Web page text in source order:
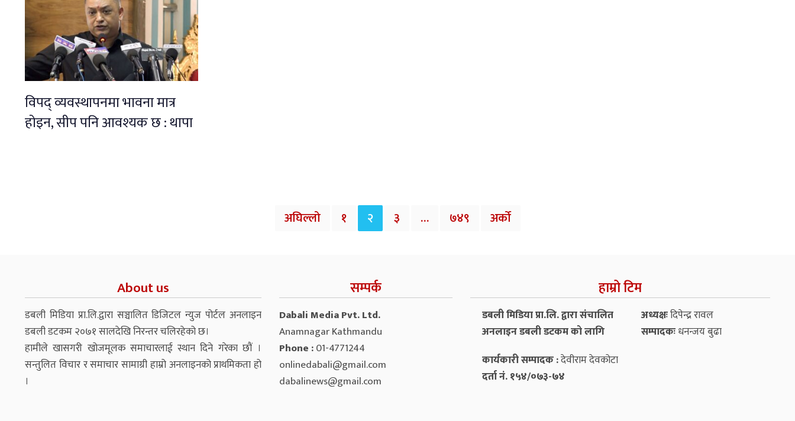
विपद् व्यवस्थापनमा भावना मात्र
होइन, सीप पनि आवश्यक छ : थापा
अघिल्लो १ २ ३ … ७४९ अर्को
About us
डबली मिडिया प्रा.लि.द्वारा सञ्चालित डिजिटल न्युज पोर्टल अनलाइन
डबली डटकम २०७१ सालदेखि निरन्तर चलिरहेको छ।
हामीले खासगरी खोजमूलक समाचारलाई स्थान दिने गरेका छौं ।
सन्तुलित विचार र समाचार सामाग्री हाम्रो अनलाइनको प्राथमिकता हो
।
सम्पर्क
Dabali Media Pvt. Ltd.
Anamnagar Kathmandu
Phone :01-4771244
onlinedabali@gmail.com
dabalinews@gmail.com
हाम्रो टिम
डबली मिडिया प्रा.लि. द्वारा संचालित
अनलाइन डबली डटकम को लागि
अध्यक्षःदिपेन्द्र रावल
सम्पादकःधनन्‍जय बुढा
कार्यकारी सम्पादक :देवीराम देवकोटा
दर्ता नं. १५४/०७३-७४